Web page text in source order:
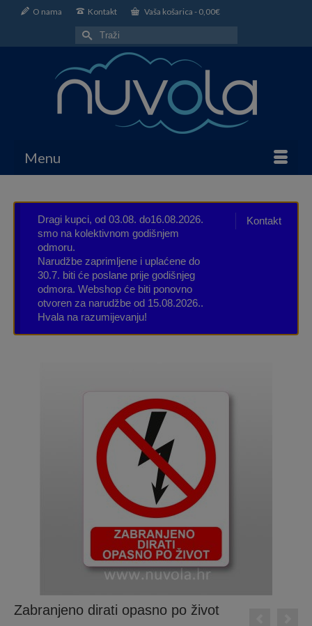
O nama Kontakt Vaša košarica - 0,00€
Search
for:
Menu
Kontakt
Dragi kupci, od 03.08. do16.08.2026.
smo na kolektivnom godišnjem
odmoru.
Narudžbe zaprimljene i uplaćene do
30.7. biti će poslane prije godišnjeg
odmora. Webshop će biti ponovno
otvoren za narudžbe od 15.08.2026..
Hvala na razumijevanju!
Zabranjeno dirati opasno po život